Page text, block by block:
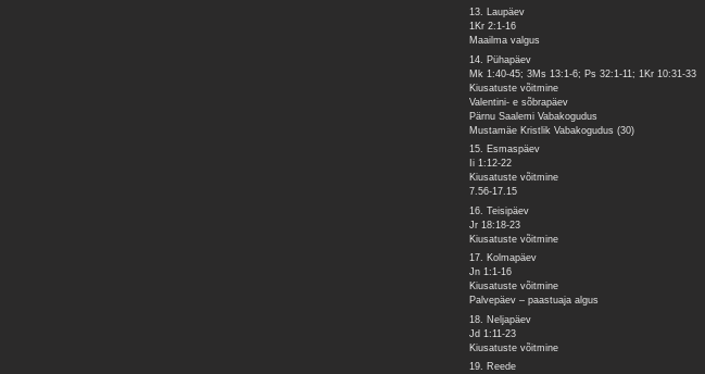
13. Laupäev
1Kr 2:1-16
Maailma valgus
14. Pühapäev
Mk 1:40-45; 3Ms 13:1-6; Ps 32:1-11; 1Kr 10:31-33
Kiusatuste võitmine
Valentini- e sõbrapäev
Pärnu Saalemi Vabakogudus
Mustamäe Kristlik Vabakogudus (30)
15. Esmaspäev
Ii 1:12-22
Kiusatuste võitmine
7.56-17.15
16. Teisipäev
Jr 18:18-23
Kiusatuste võitmine
17. Kolmapäev
Jn 1:1-16
Kiusatuste võitmine
Palvepäev – paastuaja algus
18. Neljapäev
Jd 1:11-23
Kiusatuste võitmine
19. Reede